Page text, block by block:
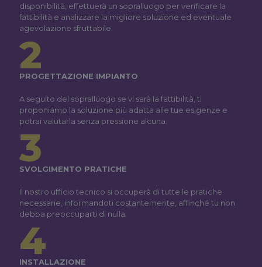
disponibilità, effettuerà un sopralluogo per verificare la
fattibilità e analizzare la migliore soluzione ed eventuale
agevolazione sfruttabile.
2
PROGETTAZIONE IMPIANTO
A seguito del sopralluogo se vi sarà la fattibilità, ti
proponiamo la soluzione più adatta alle tue esigenze e
potrai valutarla senza pressione alcuna.
3
SVOLGIMENTO PRATICHE
Il nostro ufficio tecnico si occuperà di tutte le pratiche
necessarie, informandoti costantemente, affinché tu non
debba preoccuparti di nulla.
4
INSTALLAZIONE